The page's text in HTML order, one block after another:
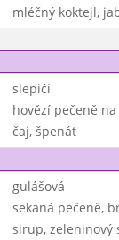
mléčný koktejl,
slepičí
hovězí pečeně
čaj, špenát
gulášová
sekaná pečeně,
sirup, zeleninový